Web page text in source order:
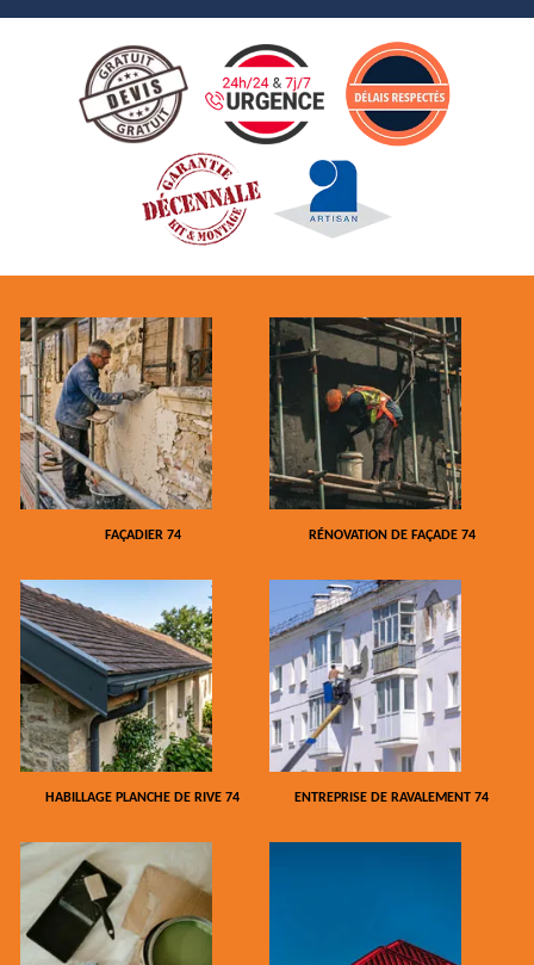
FAÇADIER 74 RÉNOVATION DE FAÇADE 74
HABILLAGE PLANCHE DE RIVE 74 ENTREPRISE DE RAVALEMENT 74